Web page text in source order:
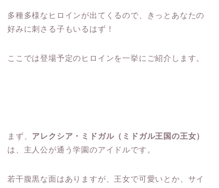
多種多様なヒロインが出てくるので、きっとあなたの
好みに刺さる子もいるはず！
ここでは登場予定のヒロインを一挙にご紹介します。
まず、 アレクシア・ミドガル（ミドガル王国の王女）
は、主人公が通う学園のアイドルです。
若干腹黒な面はありますが、王女で可愛いとか、サイ